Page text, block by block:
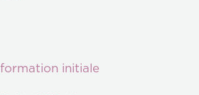
initiale